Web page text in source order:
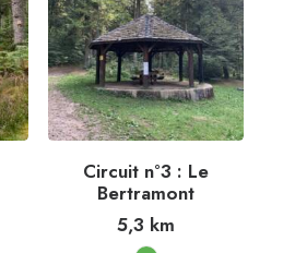
Circuit n°3 : Le
Bertramont
5,3 km